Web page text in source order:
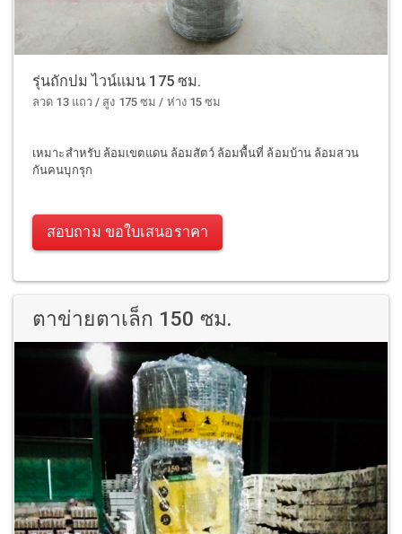
รุ่นถักปม ไวน์แมน 175 ซม.
ลวด 13 แถว / สูง 175 ซม / ห่าง 15 ซม
เหมาะสำหรับ ล้อมเขตแดน ล้อมสัตว์ ล้อมพื้นที่ ล้อมบ้าน ล้อมสวน
กันคนบุกรุก
สอบถาม ขอใบเสนอราคา
ตาข่ายตาเล็ก 150 ซม.